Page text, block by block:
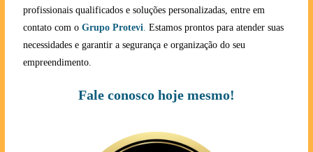
profissionais qualificados e soluções personalizadas, entre em
contato com o Grupo Protevi. Estamos prontos para atender suas
necessidades e garantir a segurança e organização do seu
empreendimento.
Fale conosco hoje mesmo!